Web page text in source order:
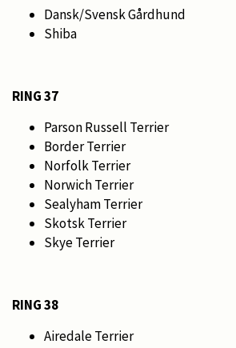
Dansk/Svensk Gårdhund
Shiba
RING 37
Parson Russell Terrier
Border Terrier
Norfolk Terrier
Norwich Terrier
Sealyham Terrier
Skotsk Terrier
Skye Terrier
RING 38
Airedale Terrier